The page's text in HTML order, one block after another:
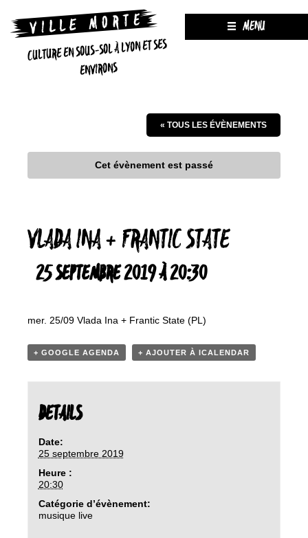
CULTURE EN SOUS-SOL À LYON ET SES
ENVIRONS
MENU
« TOUS LES ÉVÈNEMENTS
Cet évènement est passé
VLADA INA + FRANTIC STATE
25 SEPTEMBRE 2019 À 20:30
mer. 25/09 Vlada Ina + Frantic State (PL)
+ GOOGLE AGENDA + AJOUTER À ICALENDAR
DETAILS
Date:
25 septembre 2019
Heure :
20:30
Catégorie d’évènement:
musique live